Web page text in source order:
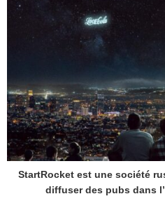
StartRocket est une société
diffuser des pubs dans